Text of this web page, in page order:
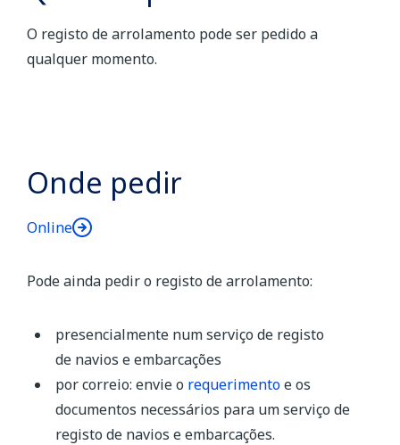
O registo de arrolamento pode ser pedido a
qualquer momento.
Onde pedir
Online
Pode ainda pedir o registo de arrolamento:
presencialmente num serviço de registo
de navios e embarcações
por correio: envie o requerimentoe os
documentos necessários para um serviço de
registo de navios e embarcações.